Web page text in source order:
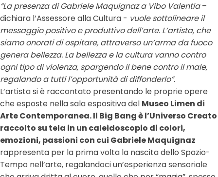
“La presenza di Gabriele Maquignaz a Vibo Valentia–
dichiara l’Assessore alla Cultura - vuole sottolineare il
messaggio positivo e produttivo dell’arte. L’artista, che
siamo onorati di ospitare, attraverso un’arma da fuoco
genera bellezza. La bellezza e la cultura vanno contro
ogni tipo di violenza, spargendo il bene contro il male,
regalando a tutti l’opportunità di diffonderlo”.
L’artista si è raccontato presentando le proprie opere
che esposte nella sala espositiva del Museo Limen di
Arte Contemporanea. Il Big Bang è l’Universo Creato
raccolto su tela in un caleidoscopio di colori,
emozioni, passioni con cui Gabriele Maquignaz
rappresenta per la prima volta la nascita dello Spazio-
Tempo nell’arte, regalandoci un’esperienza sensoriale